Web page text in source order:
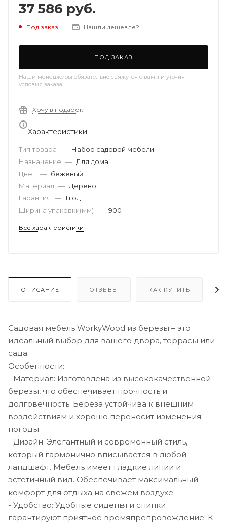
37 586 руб.
Под заказ Нашли дешевле?
ПОД ЗАКАЗ
Наши менеджеры обязательно свяжутся с вами и уточнят
условия заказа
Хочу в подарок
Характеристики
Тип товара — Набор садовой мебели
Назначение — Для дома
Цвет — бежевый
Материал — Дерево
Гарантия — 1 год
Ширина упаковки(мм) — 900
Все характеристики
ОПИСАНИЕ ОТЗЫВЫ КАК КУПИТЬ
Садовая мебель WorkyWood из березы – это
идеальный выбор для вашего двора, террасы или
сада.
Особенности:
- Материал: Изготовлена из высококачественной
березы, что обеспечивает прочность и
долговечность. Береза устойчива к внешним
воздействиям и хорошо переносит изменения
погоды.
- Дизайн: Элегантный и современный стиль,
который гармонично вписывается в любой
ландшафт. Мебель имеет гладкие линии и
эстетичный вид. Обеспечивает максимальный
комфорт для отдыха на свежем воздухе.
- Удобство: Удобные сиденья и спинки
гарантируют приятное времяпрепровождение. К